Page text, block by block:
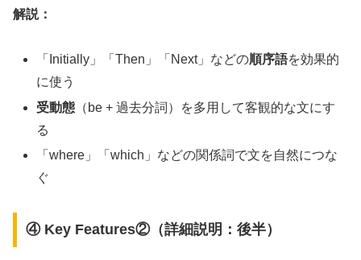
解説：
「Initially」「Then」「Next」などの順序語を効果的
に使う
受動態 （be + 過去分詞）を多用して客観的な文にす
る
「where」「which」などの関係詞で文を自然につな
ぐ
④ Key Features②（詳細説明：後半）